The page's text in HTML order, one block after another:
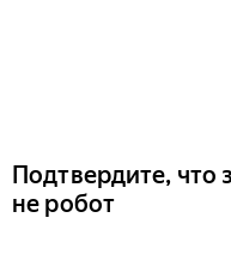
Подтвердите, что
не робот